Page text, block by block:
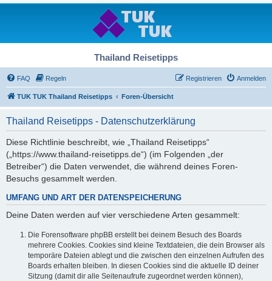
Thailand Reisetipps
FAQ Regeln Anmelden
Registrieren
TUK TUK Thailand Reisetipps Foren-Übersicht
Thailand Reisetipps - Datenschutzerklärung
Diese Richtlinie beschreibt, wie „Thailand Reisetipps“
(„https://www.thailand-reisetipps.de“) (im Folgenden „der
Betreiber“) die Daten verwendet, die während deines Foren-
Besuchs gesammelt werden.
UMFANG UND ART DER DATENSPEICHERUNG
Deine Daten werden auf vier verschiedene Arten gesammelt:
Die Forensoftware phpBB erstellt bei deinem Besuch des Boards
mehrere Cookies. Cookies sind kleine Textdateien, die dein Browser als
temporäre Dateien ablegt und die zwischen den einzelnen Aufrufen des
Boards erhalten bleiben. In diesen Cookies sind die aktuelle ID deiner
Sitzung (damit dir alle Seitenaufrufe zugeordnet werden können),